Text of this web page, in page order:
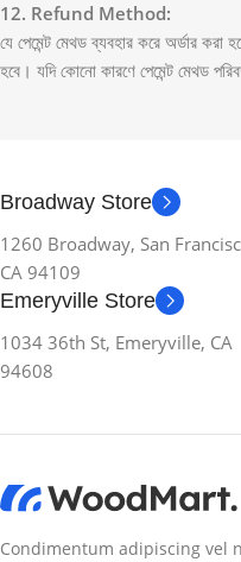
12. Refund Method:
যে পেমেন্ট মেথড ব্যবহার করে অর্ডার করা
হবে। যদি কোনো কারণে পেমেন্ট মেথড
Broadway Store
1260 Broadway, San
CA 94109
Emeryville Store
1034 36th St, Emeryville, CA
94608
Condimentum adipiscing vel